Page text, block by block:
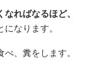
ればなるほど、
になります。
、糞をします。